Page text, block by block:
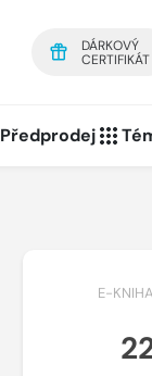
DÁRKOVÝ
CERTIFIKÁT
Předprodej
E-KNIHA